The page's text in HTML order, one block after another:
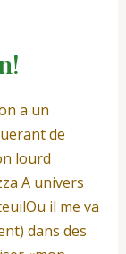
a un
de
lourd
A univers
il me va
dans des